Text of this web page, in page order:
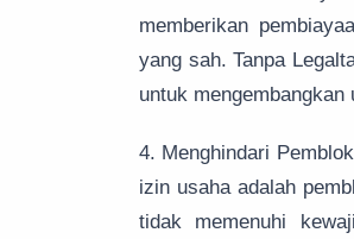
memberikan
yang sah. Tanpa
untuk mengembangkan
4. Menghindari
izin usaha adalah
tidak memenuhi